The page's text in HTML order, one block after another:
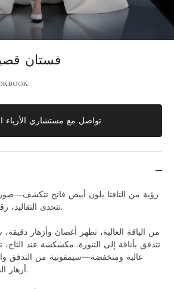
فستان
تواصل مع مستشاري الأزياء
رؤية من التافتا بلون أبيض فاتح
تتحدى التقاليد، رقصة من الأناقة المنظمة.
من الياقة العالية، تظهر أغصان وأزهار
تتدفق بأناقة إلى التنورة. مكشكشة عند
عالية ومنخفضة—سيمفونية من التدفق
أزهار الجرس في كامل إزهارها.